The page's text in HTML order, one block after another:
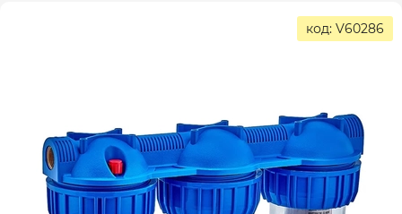
код: V60286